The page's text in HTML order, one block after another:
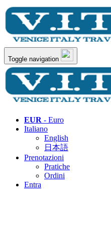
Toggle navigation
EUR - Euro
Italiano
English
日本語
Prenotazioni
Pratiche
Ordini
Entra